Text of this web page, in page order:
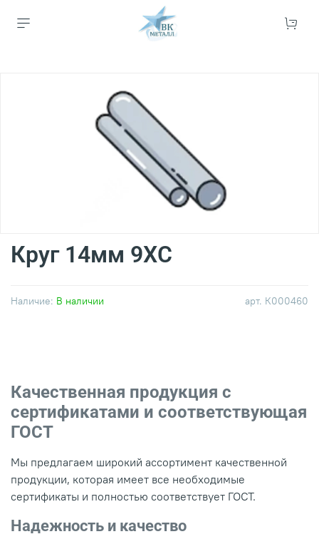
арт. К000460
Наличие: В наличии
Круг 14мм 9ХС
Качественная продукция с
сертификатами и соответствующая
ГОСТ
Мы предлагаем широкий ассортимент качественной
продукции, которая имеет все необходимые
сертификаты и полностью соответствует ГОСТ.
Надежность и качество